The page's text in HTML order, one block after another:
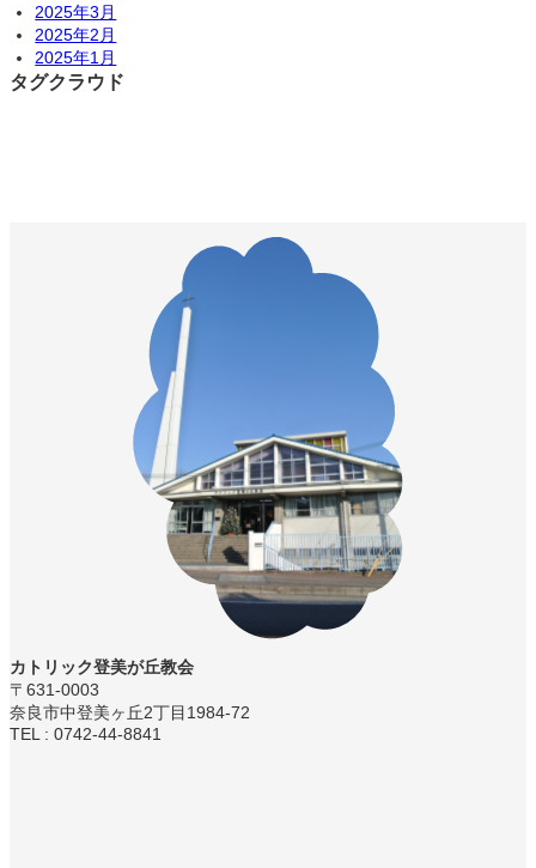
2025年3月
2025年2月
2025年1月
タグクラウド
カトリック登美が丘教会
〒631-0003
奈良市中登美ヶ丘2丁目1984-72
TEL : 0742-44-8841